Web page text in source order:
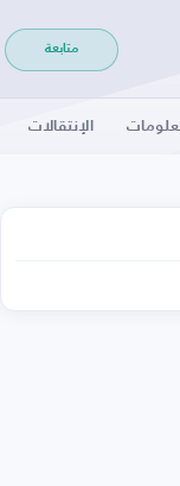
متابعة
الإنتقالات